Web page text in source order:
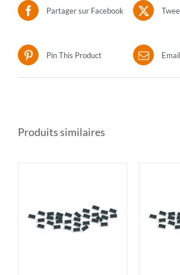
Partager sur Facebook
Pin This Product
Produits similaires
AJOUTER AU PANIER
/
DÉTAILS